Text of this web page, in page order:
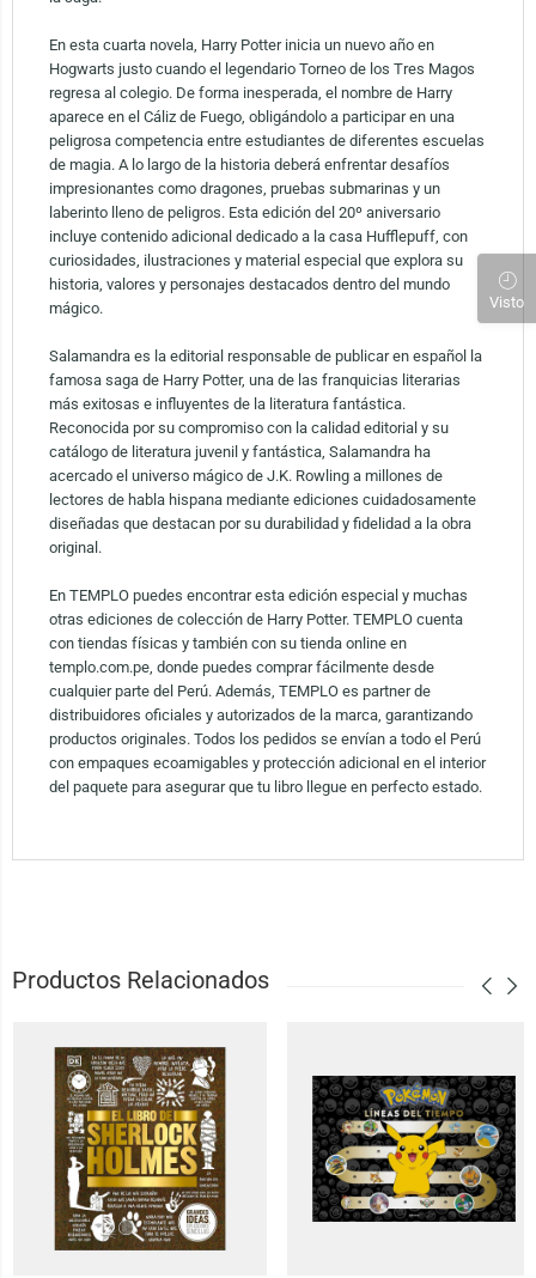
En esta cuarta novela, Harry Potter inicia un nuevo año en
Hogwarts justo cuando el legendario Torneo de los Tres Magos
regresa al colegio. De forma inesperada, el nombre de Harry
aparece en el Cáliz de Fuego, obligándolo a participar en una
peligrosa competencia entre estudiantes de diferentes escuelas
de magia. A lo largo de la historia deberá enfrentar desafíos
impresionantes como dragones, pruebas submarinas y un
laberinto lleno de peligros. Esta edición del 20º aniversario
incluye contenido adicional dedicado a la casa Hufflepuff, con
curiosidades, ilustraciones y material especial que explora su
historia, valores y personajes destacados dentro del mundo
mágico.
Salamandra es la editorial responsable de publicar en español la
famosa saga de Harry Potter, una de las franquicias literarias
más exitosas e influyentes de la literatura fantástica.
Reconocida por su compromiso con la calidad editorial y su
catálogo de literatura juvenil y fantástica, Salamandra ha
acercado el universo mágico de J.K. Rowling a millones de
lectores de habla hispana mediante ediciones cuidadosamente
diseñadas que destacan por su durabilidad y fidelidad a la obra
original.
En TEMPLO puedes encontrar esta edición especial y muchas
otras ediciones de colección de Harry Potter. TEMPLO cuenta
con tiendas físicas y también con su tienda online en
templo.com.pe, donde puedes comprar fácilmente desde
cualquier parte del Perú. Además, TEMPLO es partner de
distribuidores oficiales y autorizados de la marca, garantizando
productos originales. Todos los pedidos se envían a todo el Perú
con empaques ecoamigables y protección adicional en el interior
del paquete para asegurar que tu libro llegue en perfecto estado.
Productos Relacionados
Visto